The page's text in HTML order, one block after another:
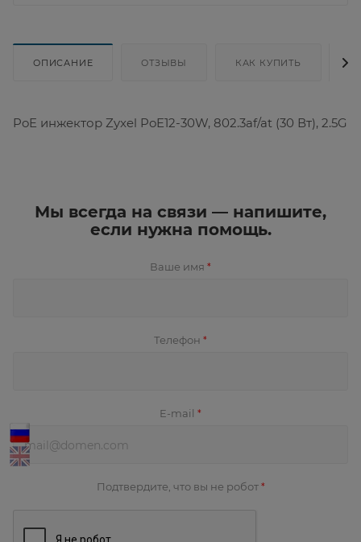
ОПИСАНИЕ ОТЗЫВЫ КАК КУПИТЬ
PoE инжектор Zyxel PoE12-30W, 802.3af/at (30 Вт), 2.5G
Мы всегда на связи — напишите,
если нужна помощь.
Ваше имя *
Телефон *
E-mail *
Подтвердите, что вы не робот *